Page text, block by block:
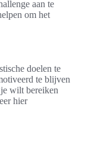
aan te
om het
doelen te
te blijven
wilt bereiken
hier